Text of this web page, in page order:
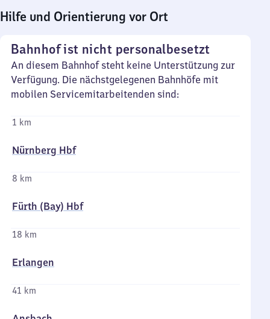
Hilfe und Orientierung vor Ort
Bahnhof ist nicht personalbesetzt
An diesem Bahnhof steht keine Unterstützung zur
Verfügung. Die nächstgelegenen Bahnhöfe mit
mobilen Servicemitarbeitenden sind:
1 km
Nürnberg Hbf
8 km
Fürth (Bay) Hbf
18 km
Erlangen
41 km